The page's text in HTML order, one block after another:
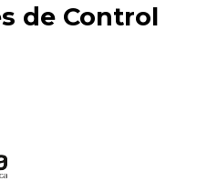
de Control